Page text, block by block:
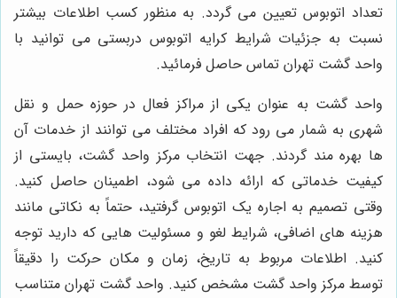
تعداد اتوبوس تعیین می گردد. به منظور کسب اطلاعات بیشتر
نسبت به جزئیات شرایط کرایه اتوبوس دربستی می توانید با
واحد گشت تهران تماس حاصل فرمائید.
واحد گشت به عنوان یکی از مراکز فعال در حوزه حمل و نقل
شهری به شمار می رود که افراد مختلف می توانند از خدمات آن
ها بهره مند گردند. جهت انتخاب مرکز واحد گشت، بایستی از
کیفیت خدماتی که ارائه داده می شود، اطمینان حاصل کنید.
وقتی تصمیم به اجاره یک اتوبوس گرفتید، حتماً به نکاتی مانند
هزینه های اضافی، شرایط لغو و مسئولیت هایی که دارید توجه
کنید. اطلاعات مربوط به تاریخ، زمان و مکان حرکت را دقیقاً
توسط مرکز واحد گشت مشخص کنید. واحد گشت تهران متناسب